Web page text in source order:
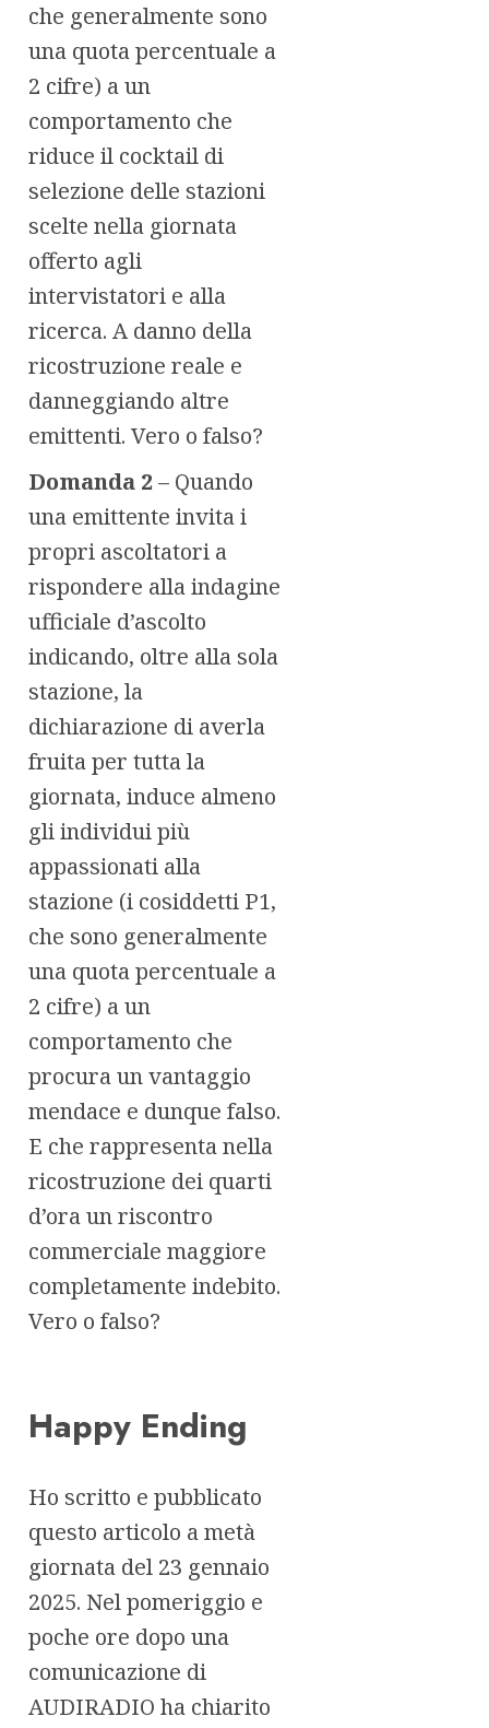
che generalmente sono
una quota percentuale a
2 cifre) a un
comportamento che
riduce il cocktail di
selezione delle stazioni
scelte nella giornata
offerto agli
intervistatori e alla
ricerca. A danno della
ricostruzione reale e
danneggiando altre
emittenti. Vero o falso?
Domanda 2 – Quando
una emittente invita i
propri ascoltatori a
rispondere alla indagine
ufficiale d’ascolto
indicando, oltre alla sola
stazione, la
dichiarazione di averla
fruita per tutta la
giornata, induce almeno
gli individui più
appassionati alla
stazione (i cosiddetti P1,
che sono generalmente
una quota percentuale a
2 cifre) a un
comportamento che
procura un vantaggio
mendace e dunque falso.
E che rappresenta nella
ricostruzione dei quarti
d’ora un riscontro
commerciale maggiore
completamente indebito.
Vero o falso?
Happy Ending
Ho scritto e pubblicato
questo articolo a metà
giornata del 23 gennaio
2025. Nel pomeriggio e
poche ore dopo una
comunicazione di
AUDIRADIO ha chiarito